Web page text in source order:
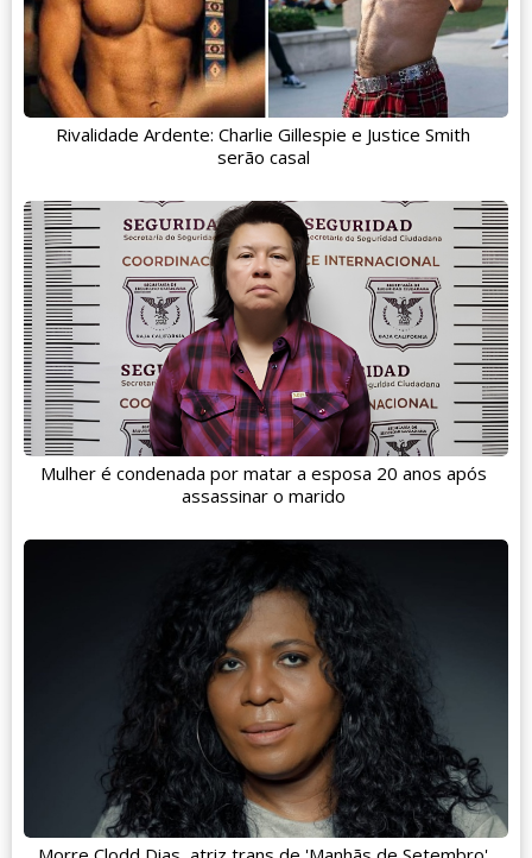
Rivalidade Ardente: Charlie Gillespie e Justice Smith
serão casal
Mulher é condenada por matar a esposa 20 anos após
assassinar o marido